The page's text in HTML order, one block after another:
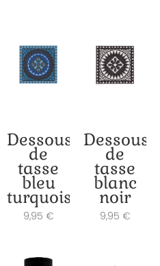
Dessous
de
tasse
bleu
turquoise
9,95 €
Dessous
de
tasse
blanc
noir
9,95 €